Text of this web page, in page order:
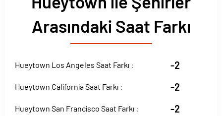
Arasındaki Saat Farkı
Hueytown Los Angeles Saat Farkı : -2
Hueytown California Saat Farkı : -2
Hueytown San Francisco Saat Farkı : -2